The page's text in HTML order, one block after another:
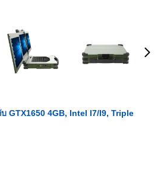
GTX1650 4GB, Intel I7/I9, Triple